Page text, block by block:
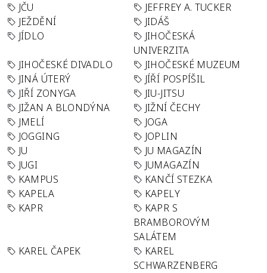
JČU
JEFFREY A. TUCKER
JEŽDĚNÍ
JIDÁŠ
JÍDLO
JIHOČESKÁ
UNIVERZITA
JIHOČESKÉ DIVADLO
JIHOČESKÉ MUZEUM
JINÁ ÚTERÝ
JÍŘÍ POSPÍŠIL
JIŘÍ ZONYGA
JIU-JITSU
JIŽAN A BLONDÝNA
JIŽNÍ ČECHY
JMELÍ
JOGA
JOGGING
JOPLIN
JU
JU MAGAZÍN
JUGI
JUMAGAZÍN
KAMPUS
KANČÍ STEZKA
KAPELA
KAPELY
KAPR
KAPR S
BRAMBOROVÝM
SALÁTEM
KAREL ČAPEK
KAREL
SCHWARZENBERG